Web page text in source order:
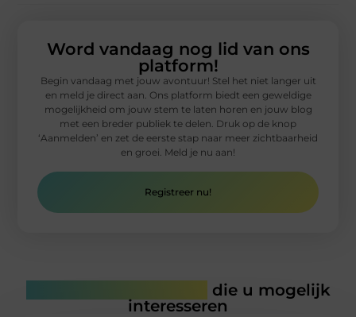
Word vandaag nog lid van ons
platform!
Begin vandaag met jouw avontuur! Stel het niet langer uit
en meld je direct aan. Ons platform biedt een geweldige
mogelijkheid om jouw stem te laten horen en jouw blog
met een breder publiek te delen. Druk op de knop
‘Aanmelden’ en zet de eerste stap naar meer zichtbaarheid
en groei. Meld je nu aan!
Registreer nu!
die u mogelijk
interesseren